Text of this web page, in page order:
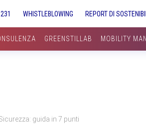
WHISTLEBLOWING REPORT DI
GREENSTILLAB MOBILITY
guida in 7 punti